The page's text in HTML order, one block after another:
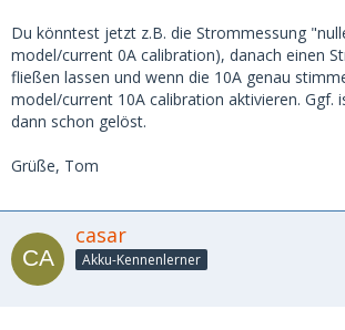
Du könntest jetzt z.B. die Strommessung
model/current 0A calibration), danach einen
fließen lassen und wenn die 10A genau
model/current 10A calibration aktivieren. Ggf.
dann schon gelöst.
Grüße, Tom
casar
Akku-Kennenlerner